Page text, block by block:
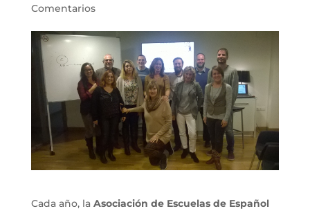
Comentarios
Cada año, la Asociación de Escuelas de Español